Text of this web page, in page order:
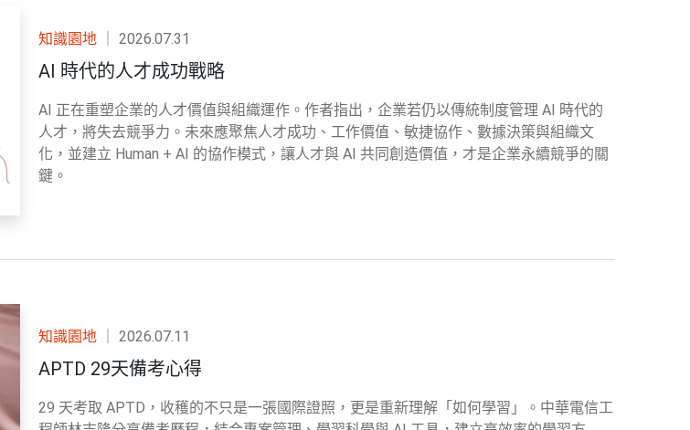
知識園地 2026.07.31
AI 時代的人才成功戰略
AI 正在重塑企業的人才價值與組織運作。作者指出，企業若仍以傳統制度管理 AI 時代的
人才，將失去競爭力。未來應聚焦人才成功、工作價值、敏捷協作、數據決策與組織文
化，並建立 Human + AI 的協作模式，讓人才與 AI 共同創造價值，才是企業永續競爭的關
鍵。
知識園地 2026.07.11
APTD 29天備考心得
29 天考取 APTD，收穫的不只是一張國際證照，更是重新理解「如何學習」。中華電信工